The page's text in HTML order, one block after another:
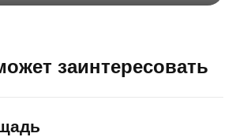
заинтересовать